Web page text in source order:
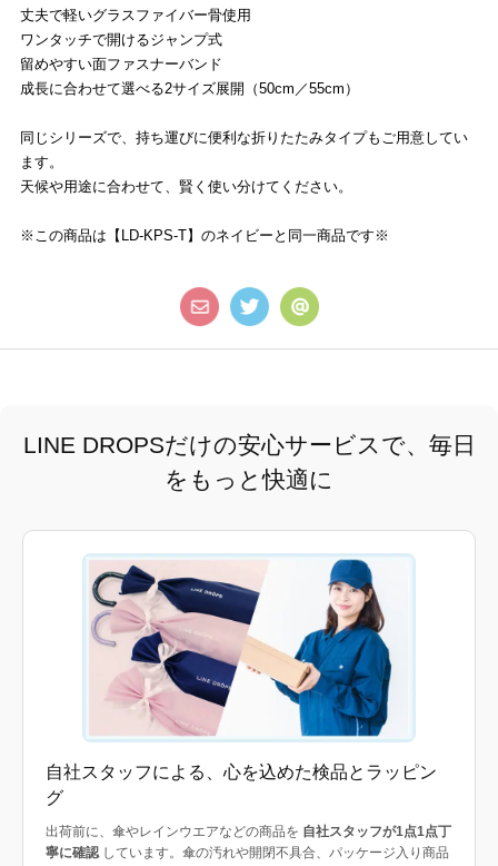
丈夫で軽いグラスファイバー骨使用
ワンタッチで開けるジャンプ式
留めやすい面ファスナーバンド
成長に合わせて選べる2サイズ展開（50cm／55cm）
同じシリーズで、持ち運びに便利な折りたたみタイプもご用意してい
ます。
天候や用途に合わせて、賢く使い分けてください。
※この商品は【 LD-KPS-T】のネイビーと同一商品です※
LINE DROPSだけの安心サービスで、毎日
をもっと快適に
自社スタッフによる、心を込めた検品とラッピン
グ
出荷前に、傘やレインウエアなどの商品を 自社スタッフが1点1点丁
寧に確認しています。傘の汚れや開閉不具合、パッケージ入り商品